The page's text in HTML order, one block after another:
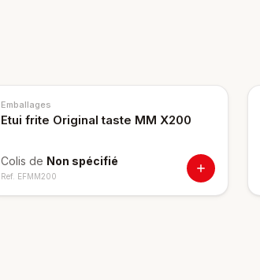
Emballages
Etui frite Original taste MM X200
Colis de Non spécifié
Ref. EFMM200